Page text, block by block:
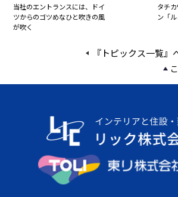
当社のエントランスには、ドイ
ツからのゴツめなひと吹きの風
が吹く
タチ
ン「
『トピックス一覧』